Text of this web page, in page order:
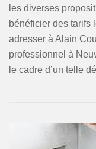
les diverses
bénéficier des tarifs
adresser à Alain
professionnel à
le cadre d’un telle